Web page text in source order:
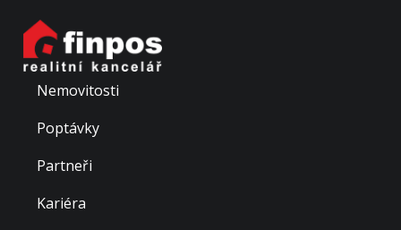
Nemovitosti
Poptávky
Partneři
Kariéra